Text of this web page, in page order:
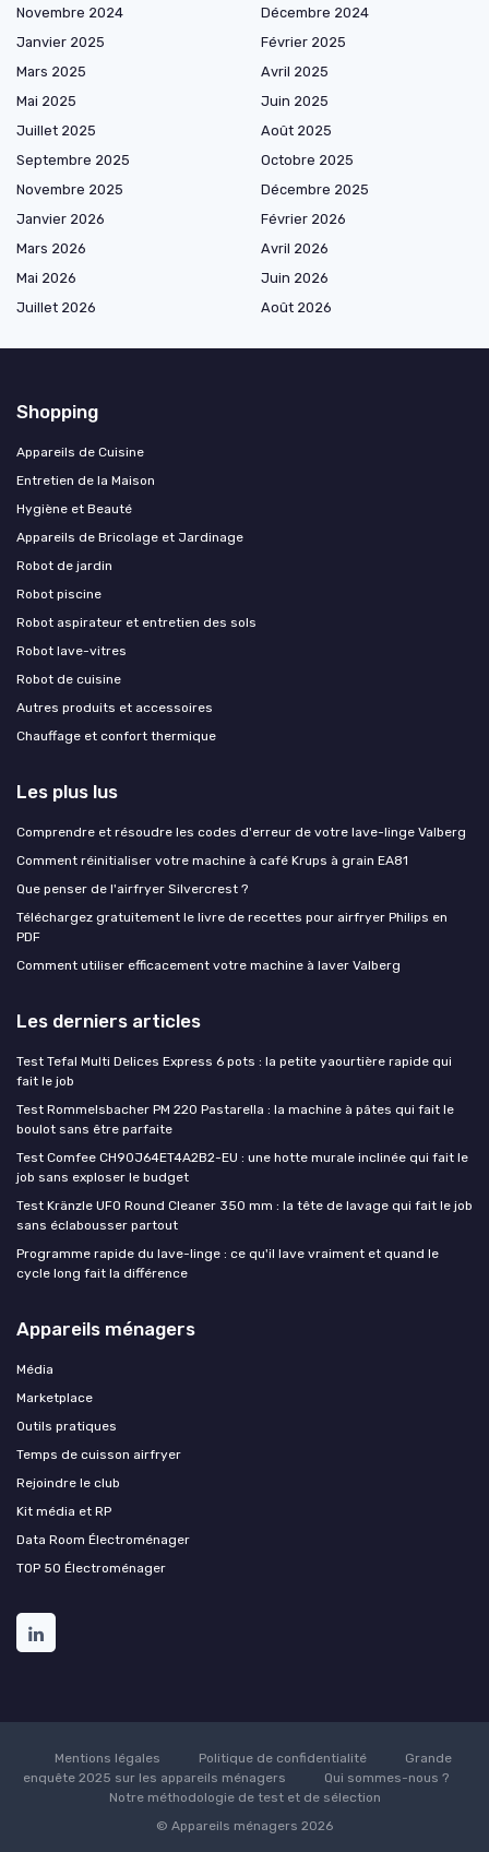
Novembre 2024
Décembre 2024
Janvier 2025
Février 2025
Mars 2025
Avril 2025
Mai 2025
Juin 2025
Juillet 2025
Août 2025
Septembre 2025
Octobre 2025
Novembre 2025
Décembre 2025
Janvier 2026
Février 2026
Mars 2026
Avril 2026
Mai 2026
Juin 2026
Juillet 2026
Août 2026
Shopping
Appareils de Cuisine
Entretien de la Maison
Hygiène et Beauté
Appareils de Bricolage et Jardinage
Robot de jardin
Robot piscine
Robot aspirateur et entretien des sols
Robot lave-vitres
Robot de cuisine
Autres produits et accessoires
Chauffage et confort thermique
Les plus lus
Comprendre et résoudre les codes d'erreur de votre lave-linge Valberg
Comment réinitialiser votre machine à café Krups à grain EA81
Que penser de l'airfryer Silvercrest ?
Téléchargez gratuitement le livre de recettes pour airfryer Philips en
PDF
Comment utiliser efficacement votre machine à laver Valberg
Les derniers articles
Test Tefal Multi Delices Express 6 pots : la petite yaourtière rapide qui
fait le job
Test Rommelsbacher PM 220 Pastarella : la machine à pâtes qui fait le
boulot sans être parfaite
Test Comfee CH90J64ET4A2B2-EU : une hotte murale inclinée qui fait le
job sans exploser le budget
Test Kränzle UFO Round Cleaner 350 mm : la tête de lavage qui fait le job
sans éclabousser partout
Programme rapide du lave-linge : ce qu'il lave vraiment et quand le
cycle long fait la différence
Appareils ménagers
Média
Marketplace
Outils pratiques
Temps de cuisson airfryer
Rejoindre le club
Kit média et RP
Data Room Électroménager
TOP 50 Électroménager
Mentions légales Politique de confidentialité
Grande
enquête 2025 sur les appareils ménagers
Qui sommes-nous ?
Notre méthodologie de test et de sélection
© Appareils ménagers 2026